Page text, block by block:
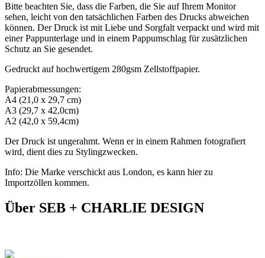
Bitte beachten Sie, dass die Farben, die Sie auf Ihrem Monitor
sehen, leicht von den tatsächlichen Farben des Drucks abweichen
können. Der Druck ist mit Liebe und Sorgfalt verpackt und wird mit
einer Pappunterlage und in einem Pappumschlag für zusätzlichen
Schutz an Sie gesendet.
Gedruckt auf hochwertigem 280gsm Zellstoffpapier.
Papierabmessungen:
A4 (21,0 x 29,7 cm)
A3 (29,7 x 42,0cm)
A2 (42,0 x 59,4cm)
Der Druck ist ungerahmt. Wenn er in einem Rahmen fotografiert
wird, dient dies zu Stylingzwecken.
Info: Die Marke verschickt aus London, es kann hier zu
Importzöllen kommen.
Über SEB + CHARLIE DESIGN